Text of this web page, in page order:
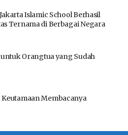
Islamic School Berhasil
Ternama di Berbagai Negara
Orangtua yang Sudah
Keutamaan Membacanya